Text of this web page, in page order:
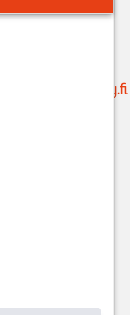
ma-pe klo 9-15
suunnittelu@issoy.fi